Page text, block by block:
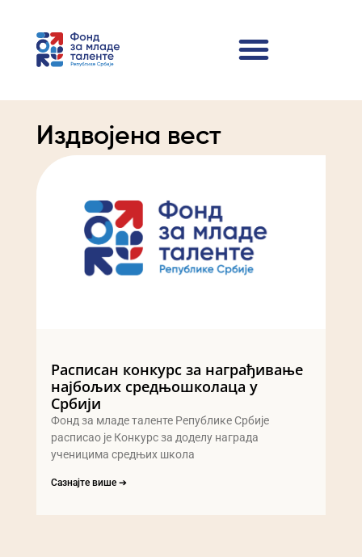
Издвојена вест
Расписан конкурс за награђивање
најбољих средњошколаца у
Србији
Фонд за младе таленте Републике Србије
расписао је Конкурс за доделу награда
ученицима средњих школа
Сазнајте више ➔